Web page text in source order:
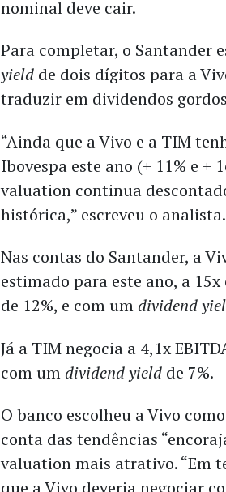
nominal deve cair.
Para completar, o Santander
yield de dois dígitos para a
traduzir em dividendos
“Ainda que a Vivo e a TIM
Ibovespa este ano (+ 11% e +
valuation continua
histórica,” escreveu o analista.
Nas contas do Santander, a
estimado para este ano, a
de 12%, e com um dividend
Já a TIM negocia a 4,1x
com um dividend yield de 7%.
O banco escolheu a Vivo
conta das tendências
valuation mais atrativo. “Em